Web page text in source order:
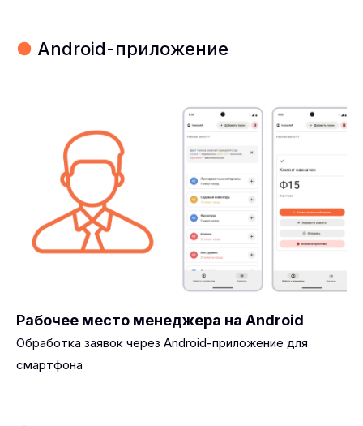
● Android-приложение
Рабочее место менеджера на Android
Обработка заявок через Android-приложение для
смартфона